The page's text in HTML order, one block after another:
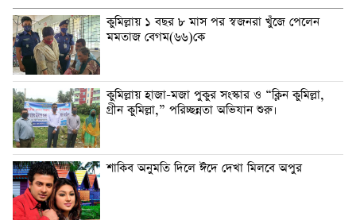
কুমিল্লায় ১ বছর ৮ মাস পর স্বজনরা খুঁজে পেলেন
মমতাজ বেগম(৬৬)কে
কুমিল্লায় হাজা-মজা পুকুর সংস্কার ও “ক্লিন কুমিল্লা,
গ্রীন কুমিল্লা,” পরিচ্ছন্নতা অভিযান শুরু।
শাকিব অনুমতি দিলে ঈদে দেখা মিলবে অপুর